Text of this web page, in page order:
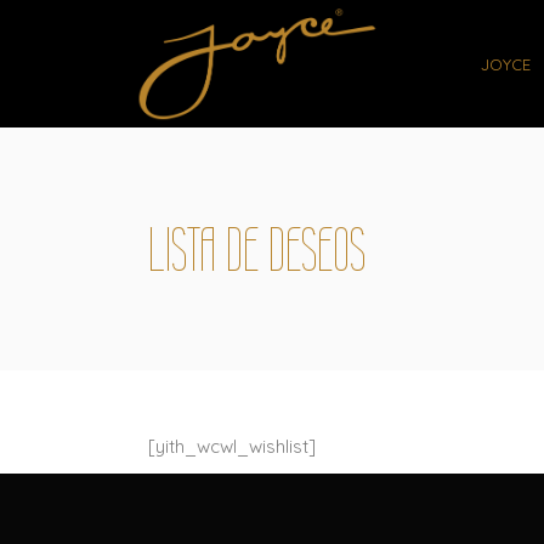
JOYCE
LISTA DE DESEOS
[yith_wcwl_wishlist]